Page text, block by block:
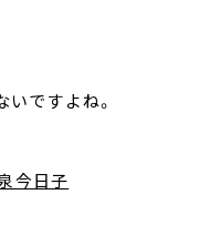
ですよね。
今日子